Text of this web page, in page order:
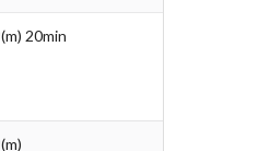
20min